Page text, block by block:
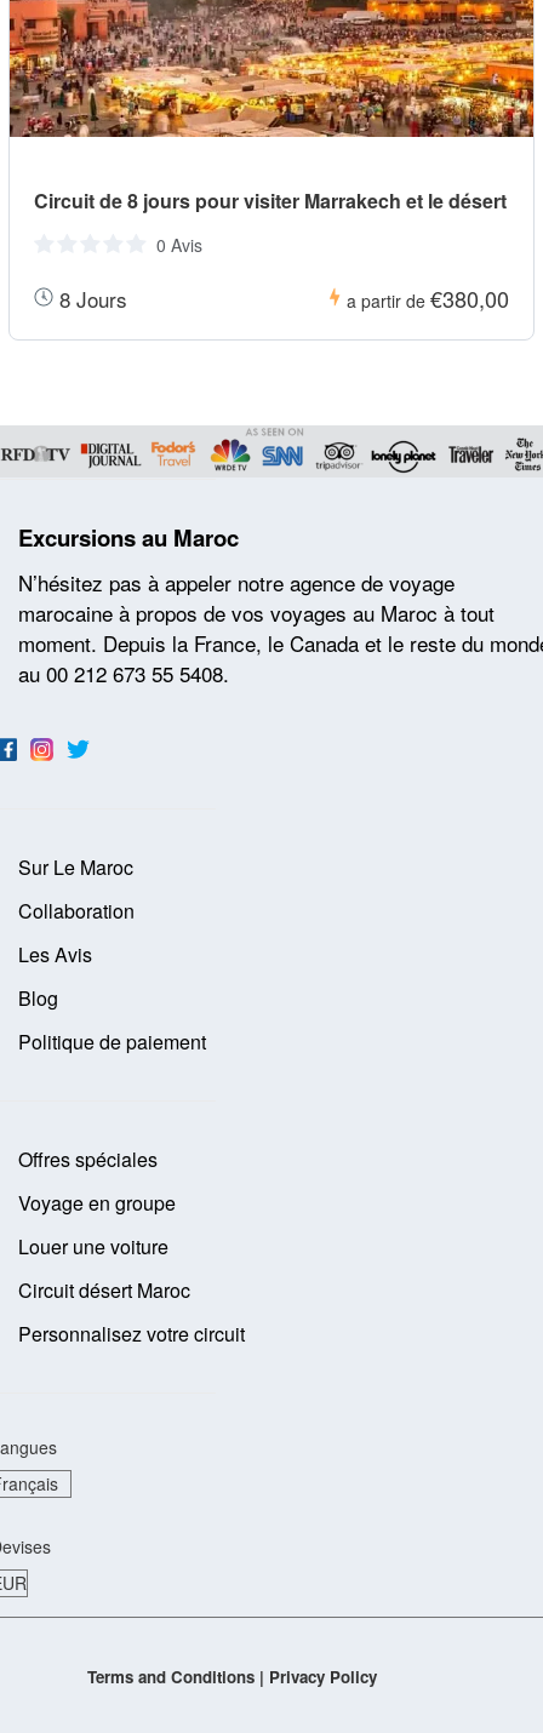
Circuit de 8 jours pour visiter Marrakech et le désert
0 Avis
8 Jours a partir de €380,00
Excursions au Maroc
N’hésitez pas à appeler notre agence de voyage
marocaine à propos de vos voyages au Maroc à tout
moment. Depuis la France, le Canada et le reste du
au 00 212 673 55 5408.
Sur Le Maroc
Collaboration
Les Avis
Blog
Politique de paiement
Offres spéciales
Voyage en groupe
Louer une voiture
Circuit désert Maroc
Personnalisez votre circuit
Terms and Conditions | Privacy Policy